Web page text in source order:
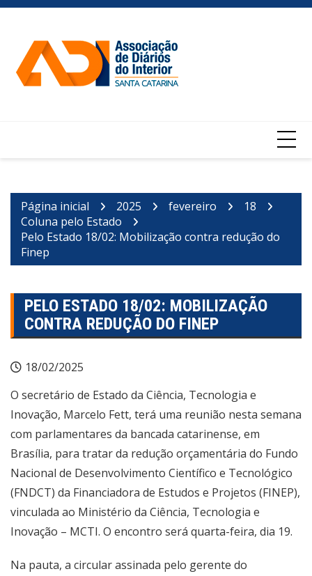
Ir
conteúdo
Página inicial 2025 fevereiro
18
Coluna pelo Estado
Pelo Estado 18/02: Mobilização contra redução do
Finep
PELO ESTADO 18/02: MOBILIZAÇÃO
CONTRA REDUÇÃO DO FINEP
18/02/2025
O secretário de Estado da Ciência, Tecnologia e
Inovação, Marcelo Fett, terá uma reunião nesta semana
com parlamentares da bancada catarinense, em
Brasília, para tratar da redução orçamentária do Fundo
Nacional de Desenvolvimento Científico e Tecnológico
(FNDCT) da Financiadora de Estudos e Projetos (FINEP),
vinculada ao Ministério da Ciência, Tecnologia e
Inovação – MCTI. O encontro será quarta-feira, dia 19.
Na pauta, a circular assinada pelo gerente do